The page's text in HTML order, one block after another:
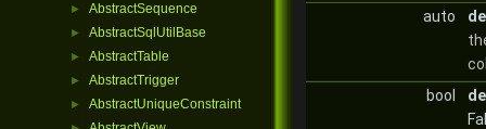
► AbstractSequence
► AbstractSqlUtilBase
► AbstractTable
► AbstractTrigger
► AbstractUniqueConstraint
auto
bool